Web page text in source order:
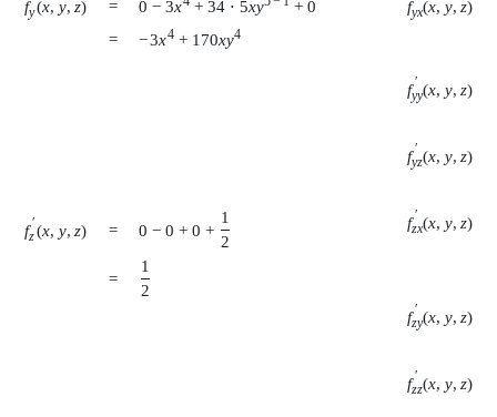
fy(x, y, z) = 0 − 3x + 34 ⋅ 5xy + 0
=
−3x4 + 170xy4
fyx(x, y, z)
f ′
yy(x, y, z)
f ′
yz(x, y, z)
f ′
z(x, y, z) = 0 − 0 + 0 +
1
2
=
1
2
f ′
zx(x, y, z)
f ′
zy(x, y, z)
f ′
zz(x, y, z)